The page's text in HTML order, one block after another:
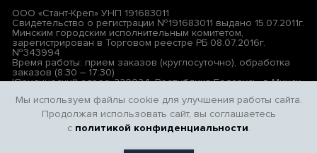
Мы используем файлы cookie для улучшения работы сайта.
Продолжая использовать сайт, вы соглашаетесь
с политикой конфиденциальности.
ООО «Стант-Креп» УНП 191683011
Свидетельство о регистрации №191683011 выдано 15.07.2011г.
Минским городским исполнительным комитетом,
зарегистрирован в Торговом реестре РБ 08.07.2016г.
№343994
Время работы: прием заказов (круглосуточно), обработка
заказов (8:30 – 17:30)
Юридический адрес: 220024, Республика Беларусь, г. Минск,
© 2026 All rights reserved. Privacy Policy | Terms & Conditions